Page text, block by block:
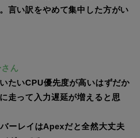
言い訳をやめて集中した方がい
ん
たいCPU優先度が高いはずだか
走って入力遅延が増えると思
ーレイはApexだと全然大丈夫